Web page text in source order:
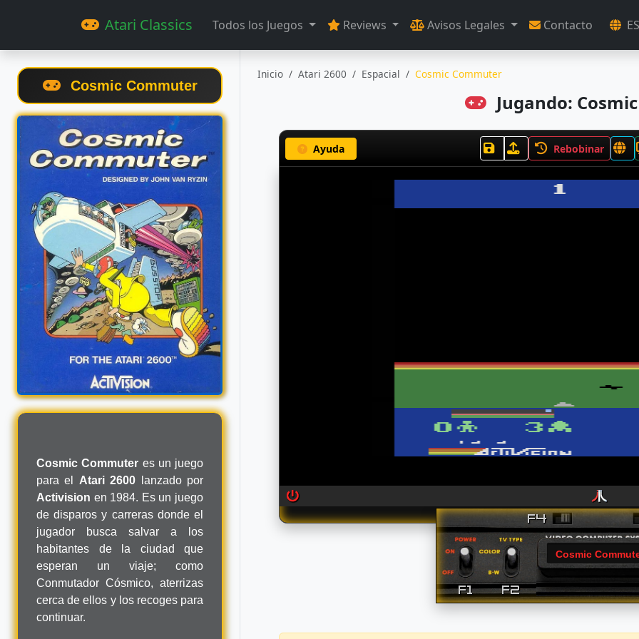
Atari Classics Todos los Juegos Reviews Avisos Legales Contacto
Cosmic Commuter
Cosmic Commuter es un juego
para el Atari 2600 lanzado por
Activision en 1984. Es un juego
de disparos y carreras donde el
jugador busca salvar a los
habitantes de la ciudad que
esperan un viaje; como
Conmutador Cósmico, aterrizas
cerca de ellos y los recoges para
continuar.
Inicio Atari 2600 Espacial Cosmic Commuter
Jugando:
Ayuda Rebobinar
Cosmic